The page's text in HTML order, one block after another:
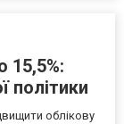
15,5%:
політики
облікову